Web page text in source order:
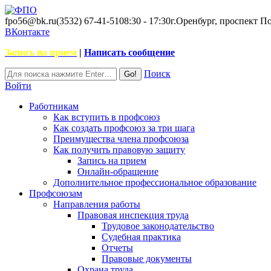
fpo56@bk.ru(3532) 67-41-5108:30 - 17:30г.Оренбург, проспект
ВКонтакте
Запись на прием | Написать сообщение
Поиск
Войти
Работникам
Как вступить в профсоюз
Как создать профсоюз за три шага
Преимущества члена профсоюза
Как получить правовую защиту
Запись на прием
Онлайн-обращение
Дополнительное профессиональное образование
Профсоюзам
Направления работы
Правовая инспекция труда
Трудовое законодательство
Судебная практика
Отчеты
Правовые документы